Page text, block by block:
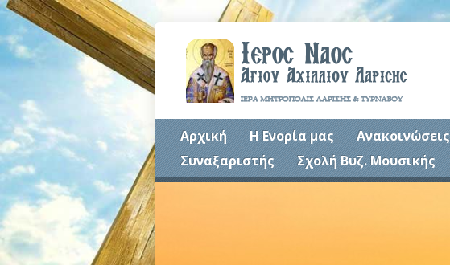
Αρχική Η Ενορία μας Ανακοινώσεις
Συναξαριστής
Σχολή Βυζ. Μουσικής